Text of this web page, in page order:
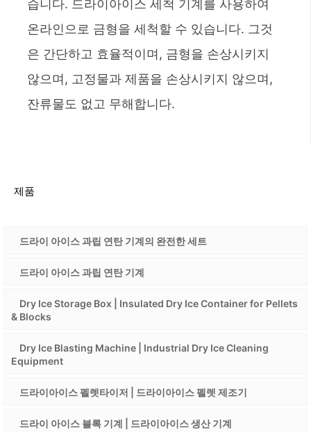
습니다. 드라이아이스 세척 기계를 사용하여
온라인으로 금형을 세척할 수 있습니다. 그것
은 간단하고 효율적이며, 금형을 손상시키지
않으며, 고정물과 제품을 손상시키지 않으며,
잔류물도 없고 무해합니다.
제품
드라이 아이스 과립 연탄 기계의 완전한 세트
드라이 아이스 과립 연탄 기계
Dry Ice Storage Box | Insulated Dry Ice Container for Pellets
& Blocks
Dry Ice Blasting Machine | Industrial Dry Ice Cleaning
Equipment
드라이아이스 펠렛타이저 | 드라이아이스 펠렛 제조기
드라이 아이스 블록 기계 | 드라이아이스 생산 기계